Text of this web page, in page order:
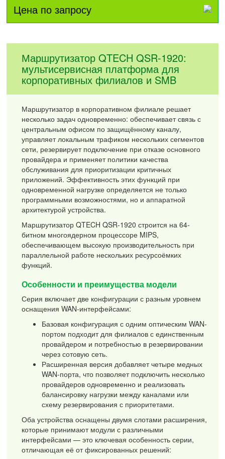
Цена по запросу
Маршрутизатор QTECH QSR-1920:
мультисервисная платформа для
корпоративных филиалов и SMB
Маршрутизатор в корпоративном филиале решает
несколько задач одновременно: обеспечивает связь с
центральным офисом по защищённому каналу,
управляет локальным трафиком нескольких сегментов
сети, резервирует подключение при отказе основного
провайдера и применяет политики качества
обслуживания для приоритизации критичных
приложений. Эффективность этих функций при
одновременной нагрузке определяется не только
программными возможностями, но и аппаратной
архитектурой устройства.
Маршрутизатор QTECH QSR-1920 строится на 64-
битном многоядерном процессоре MIPS,
обеспечивающем высокую производительность при
параллельной работе нескольких ресурсоёмких
функций.
Особенности и преимущества модели
Серия включает две конфигурации с разным уровнем
оснащения WAN-интерфейсами:
Базовая конфигурация с одним оптическим WAN-
портом подходит для филиалов с единственным
провайдером и потребностью в резервировании
через сотовую сеть.
Расширенная версия добавляет четыре медных
WAN-порта, что позволяет подключить несколько
провайдеров одновременно и реализовать
балансировку нагрузки между каналами или
схему резервирования с приоритетами.
Оба устройства оснащены двумя слотами расширения,
которые принимают модули с различными
интерфейсами — это ключевая особенность серии,
отличающая её от фиксированных решений: